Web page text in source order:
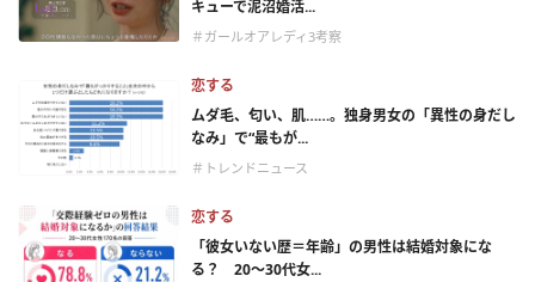
キューで泥沼婚活...
＃ガールオアレディ3考察
恋する
ムダ毛、匂い、肌……。独身男女の「異性の身だし
なみ」で“最もが...
＃トレンドニュース
恋する
「彼女いない歴＝年齢」の男性は結婚対象にな
る？ 20〜30代女...